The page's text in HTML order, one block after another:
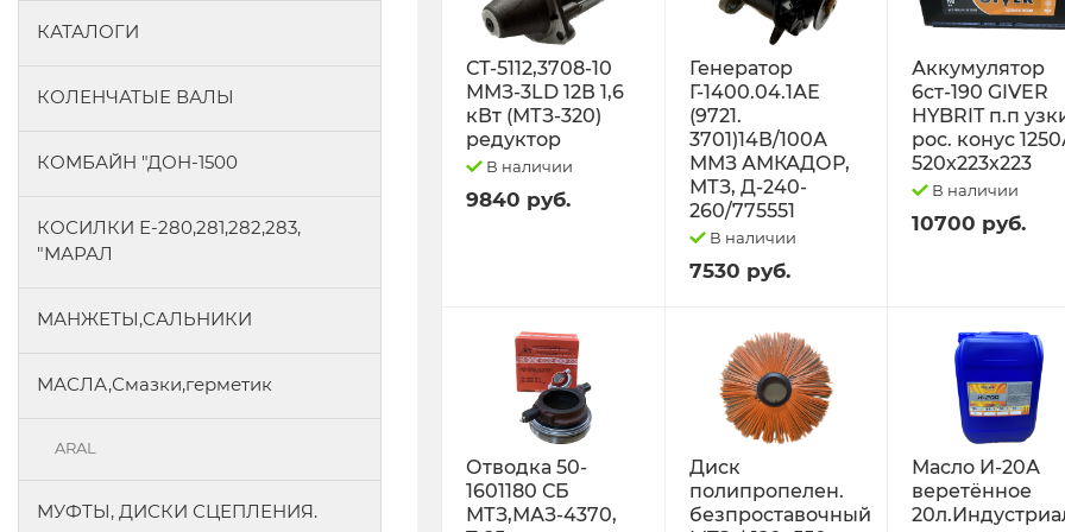
КАТАЛОГИ
КОЛЕНЧАТЫЕ ВАЛЫ
КОМБАЙН "ДОН-1500
КОСИЛКИ Е-280,281,282,283,
"МАРАЛ
МАНЖЕТЫ,САЛЬНИКИ
МАСЛА,Смазки,герметик
ARAL
МУФТЫ, ДИСКИ СЦЕПЛЕНИЯ.
СТ-5112,3708-10
ММЗ-3LD 12В 1,6
кВт (МТЗ-320)
редуктор
В наличии
9840 руб.
Генератор
Г-1400.04.1АЕ
(9721.
3701)14В/100А
ММЗ АМКАДОР,
МТЗ, Д-240-
260/775551
В наличии
7530 руб.
Аккумулятор
6ст-190 GIVER
HYBRIT п.п
рос. конус
520х223х223
В наличии
10700 руб.
Отводка 50-
1601180 СБ
МТЗ,МАЗ-4370,
Диск
полипропелен.
безпроставочный
Масло И-20А
веретённое